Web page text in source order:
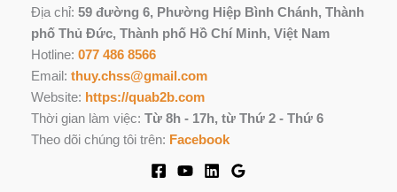
Địa chỉ: 59 đường 6, Phường Hiệp Bình Chánh, Thành
phố Thủ Đức, Thành phố Hồ Chí Minh, Việt Nam
Hotline: 077 486 8566
Email: thuy.chss@gmail.com
Website: https://quab2b.com
Thời gian làm việc: Từ 8h - 17h, từ Thứ 2 - Thứ 6
Theo dõi chúng tôi trên: Facebook